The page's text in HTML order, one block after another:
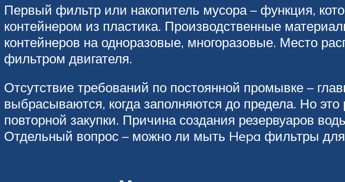
Первый фильтр или накопитель мусора – функция,
контейнером из пластика. Производственные
контейнеров на одноразовые, многоразовые. Место
фильтром двигателя.
Отсутствие требований по постоянной промывке –
выбрасываются, когда заполняются до предела. Но
повторной закупки. Причина создания резервуаров
Отдельный вопрос – можно ли мыть Hepa фильтры